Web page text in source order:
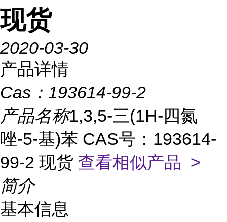
现货
2020-03-30
产品详情
Cas： 193614-99-2
产品名称1,3,5-三(1H-四氮
唑-5-基)苯 CAS号：193614-
99-2 现货 查看相似产品 >
简介
基本信息